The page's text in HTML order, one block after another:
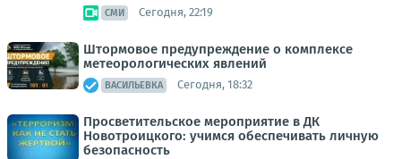
СМИ Сегодня, 22:19
Штормовое предупреждение о комплексе
метеорологических явлений
ВАСИЛЬЕВКА Сегодня, 18:32
Просветительское мероприятие в ДК
Новотроицкого: учимся обеспечивать личную
безопасность